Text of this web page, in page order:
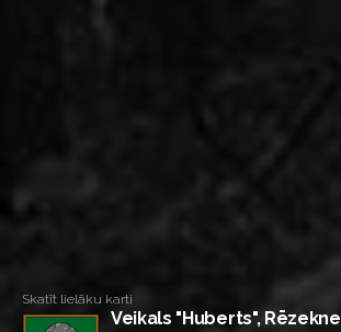
Skatīt lielāku karti
Veikals "Huberts", Rēzekne